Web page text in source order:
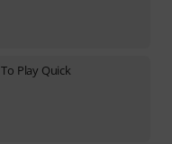
Play Quick